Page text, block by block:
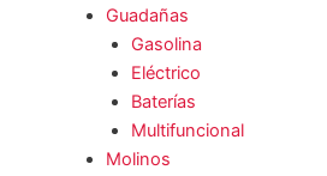
Guadañas
Gasolina
Eléctrico
Baterías
Multifuncional
Molinos